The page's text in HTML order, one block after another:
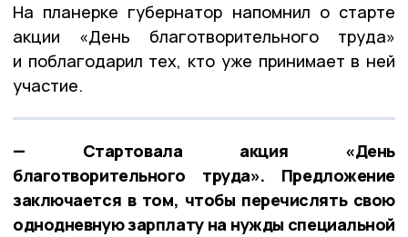
На планерке губернатор напомнил о старте
акции «День благотворительного труда»
и поблагодарил тех, кто уже принимает в ней
участие.
— Стартовала акция «День
благотворительного труда». Предложение
заключается в том, чтобы перечислять свою
однодневную зарплату на нужды специальной